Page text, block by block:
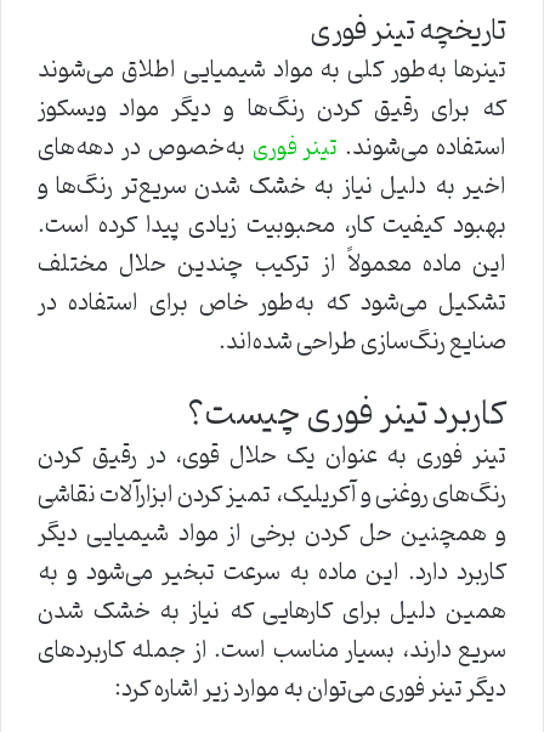
تاریخچه تینر فوری
تینرها به‌طور کلی به مواد شیمیایی اطلاق می‌شوند
که برای رقیق کردن رنگ‌ها و دیگر مواد ویسکوز
استفاده می‌شوند. تینر فوری به‌خصوص در دهه‌های
اخیر به دلیل نیاز به خشک شدن سریع‌تر رنگ‌ها و
بهبود کیفیت کار، محبوبیت زیادی پیدا کرده است.
این ماده معمولاً از ترکیب چندین حلال مختلف
تشکیل می‌شود که به‌طور خاص برای استفاده در
صنایع رنگ‌سازی طراحی شده‌اند.
کاربرد تینر فوری چیست؟
تینر فوری به عنوان یک حلال قوی، در رقیق کردن
رنگ‌های روغنی و آکریلیک، تمیز کردن ابزارآلات نقاشی
و همچنین حل کردن برخی از مواد شیمیایی دیگر
کاربرد دارد. این ماده به سرعت تبخیر می‌شود و به
همین دلیل برای کارهایی که نیاز به خشک شدن
سریع دارند، بسیار مناسب است. از جمله کاربردهای
دیگر تینر فوری می‌توان به موارد زیر اشاره کرد: